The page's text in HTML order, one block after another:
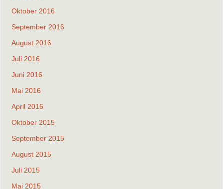
Oktober 2016
September 2016
August 2016
Juli 2016
Juni 2016
Mai 2016
April 2016
Oktober 2015
September 2015
August 2015
Juli 2015
Mai 2015